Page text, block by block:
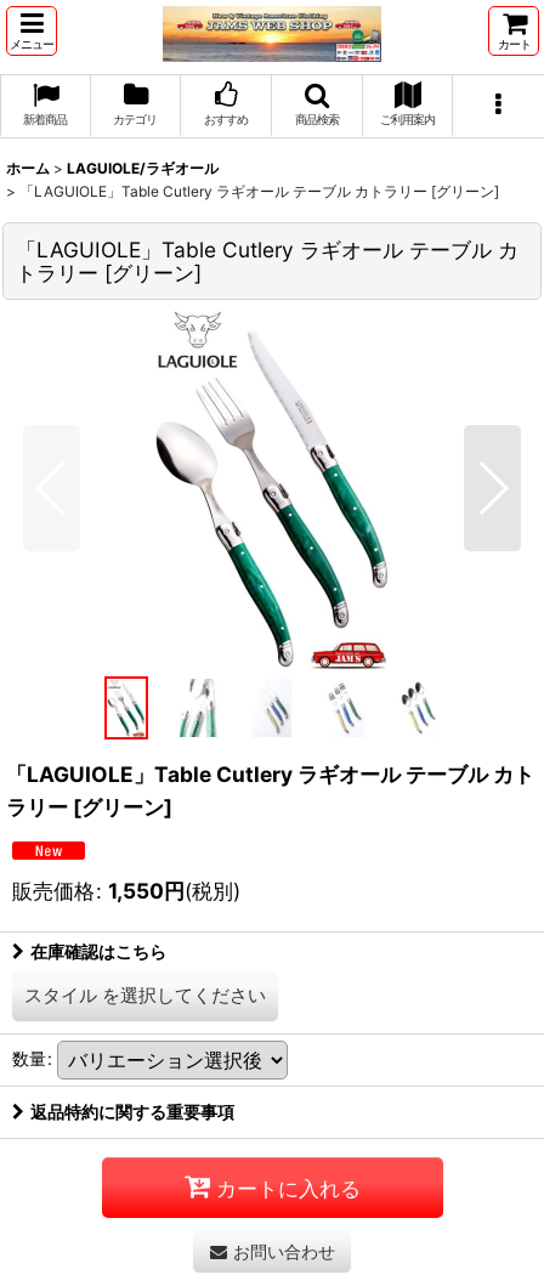
メニュー カート
新着商品 カテゴリ おすすめ 商品検索 ご利用案内
ホーム > LAGUIOLE/ラギオール
>
「LAGUIOLE」Table Cutlery ラギオール テーブル カトラリー [グリーン]
「LAGUIOLE」Table Cutlery ラギオール テーブル カ
トラリー [グリーン]
「LAGUIOLE」Table Cutlery ラギオール テーブル カト
ラリー [グリーン]
販売価格: 1,550円(税別)
在庫確認はこちら
スタイル を選択してください
数量:
返品特約に関する重要事項
カートに入れる
お問い合わせ